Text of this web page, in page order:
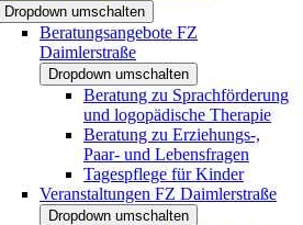
Dropdown umschalten
Beratungsangebote FZ
Daimlerstraße
Dropdown umschalten
Beratung zu Sprachförderung
und logopädische Therapie
Beratung zu Erziehungs-,
Paar- und Lebensfragen
Tagespflege für Kinder
Veranstaltungen FZ Daimlerstraße
Dropdown umschalten